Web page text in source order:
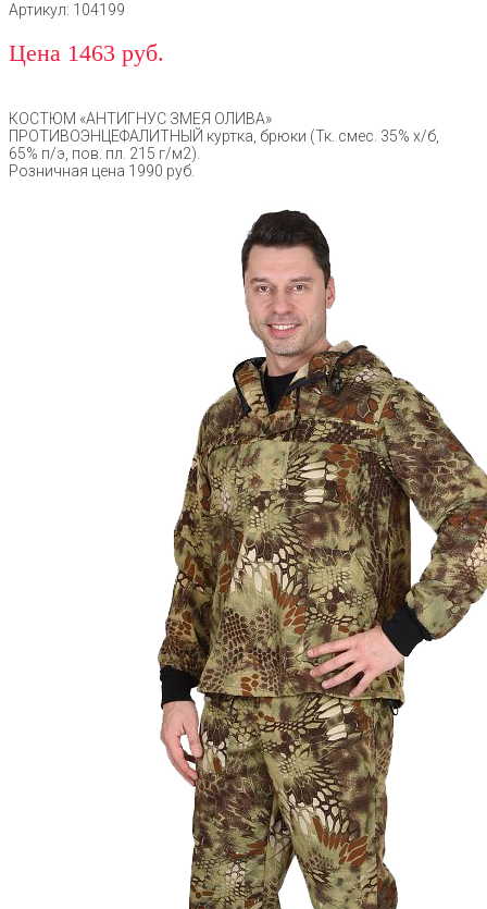
Артикул: 104199
Цена 1463 руб.
КОСТЮМ «АНТИГНУС ЗМЕЯ ОЛИВА»
ПРОТИВОЭНЦЕФАЛИТНЫЙ куртка, брюки (Тк. смес. 35% х/б,
65% п/э, пов. пл. 215 г/м2).
Розничная цена 1990 руб.